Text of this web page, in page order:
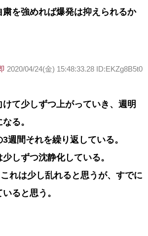
粛を強めれば爆発は抑えられるか
2020/04/24(金) 15:48:33.28 ID:EKZg8B5t0
て少しずつ上がっていき、週明
る。
週間それを繰り返している。
しずつ沈静化している。
れは少し乱れると思うが、すでに
ると思う。